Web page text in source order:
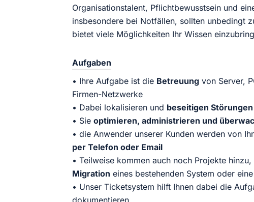
Organisationstalent, Pflichtbewusstsein und
insbesondere bei Notfällen, sollten unbedingt
bietet viele Möglichkeiten Ihr Wissen
Aufgaben
• Ihre Aufgabe ist die Betreuung von Server,
Firmen-Netzwerke
• Dabei lokalisieren und beseitigen Störungen
• Sie optimieren, administrieren und
• die Anwender unserer Kunden werden von
per Telefon oder Email
• Teilweise kommen auch noch Projekte
Migration eines bestehenden System oder eine
• Unser Ticketsystem hilft Ihnen dabei die
dokumentieren